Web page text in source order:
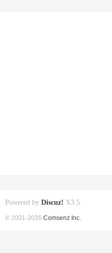
Powered by Discuz! X3.5
© 2001-2035 Comsenz Inc.